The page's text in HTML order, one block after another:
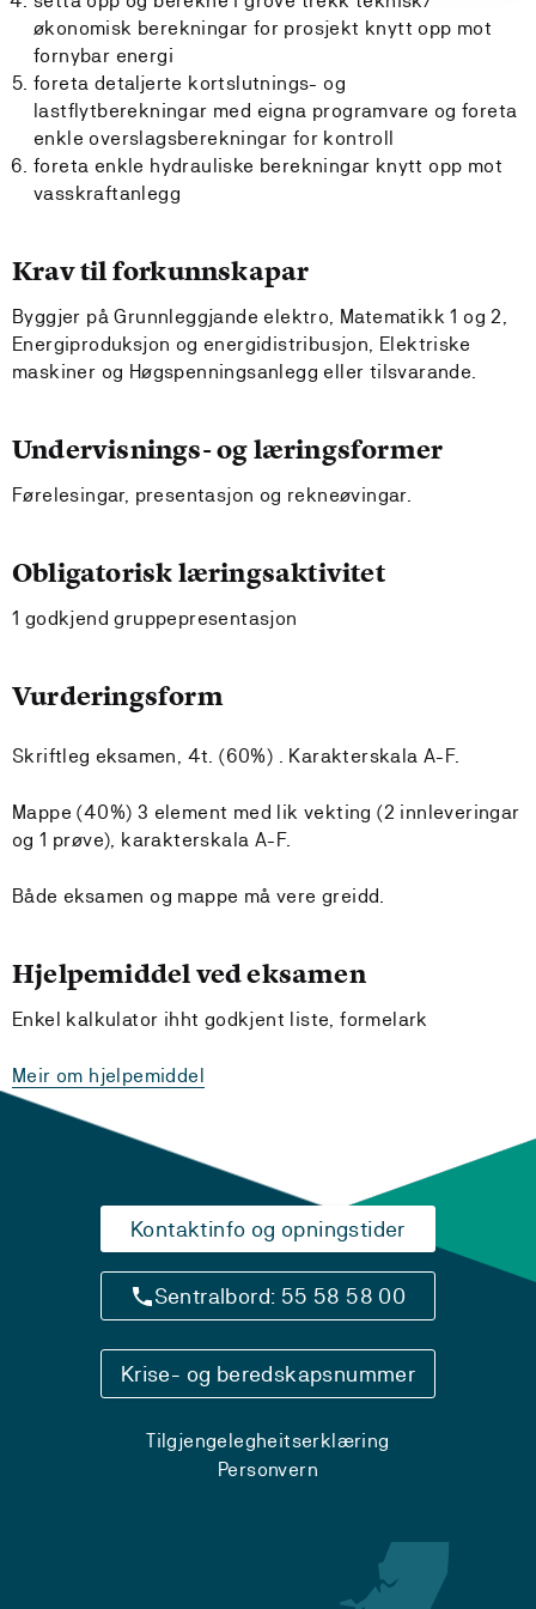
økonomisk berekningar for prosjekt knytt opp mot
fornybar energi
foreta detaljerte kortslutnings- og
lastflytberekningar med eigna programvare og foreta
enkle overslagsberekningar for kontroll
foreta enkle hydrauliske berekningar knytt opp mot
vasskraftanlegg
Krav til forkunnskapar
Byggjer på Grunnleggjande elektro, Matematikk 1 og 2,
Energiproduksjon og energidistribusjon, Elektriske
maskiner og Høgspenningsanlegg eller tilsvarande.
Undervisnings- og læringsformer
Førelesingar, presentasjon og rekneøvingar.
Obligatorisk læringsaktivitet
1 godkjend gruppepresentasjon
Vurderingsform
Skriftleg eksamen, 4t. (60%) . Karakterskala A-F.
Mappe (40%) 3 element med lik vekting (2 innleveringar
og 1 prøve), karakterskala A-F.
Både eksamen og mappe må vere greidd.
Hjelpemiddel ved eksamen
Enkel kalkulator ihht godkjent liste, formelark
Meir om hjelpemiddel
Kontaktinfo og opningstider
Sentralbord: 55 58 58 00
Krise- og beredskapsnummer
Tilgjengelegheitserklæring
Personvern